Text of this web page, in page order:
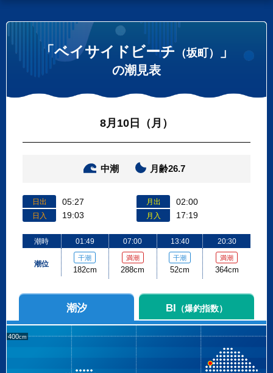
「ベイサイドビーチ （坂町） 」
の潮見表
8月10日（月）
中潮 月齢26.7
日出 05:27
日入 19:03
月出 02:00
月入 17:19
潮時
潮位
01:49
干潮
182cm
07:00
満潮
288cm
13:40
干潮
52cm
20:30
満潮
364cm
潮汐 BI （爆釣指数）
400